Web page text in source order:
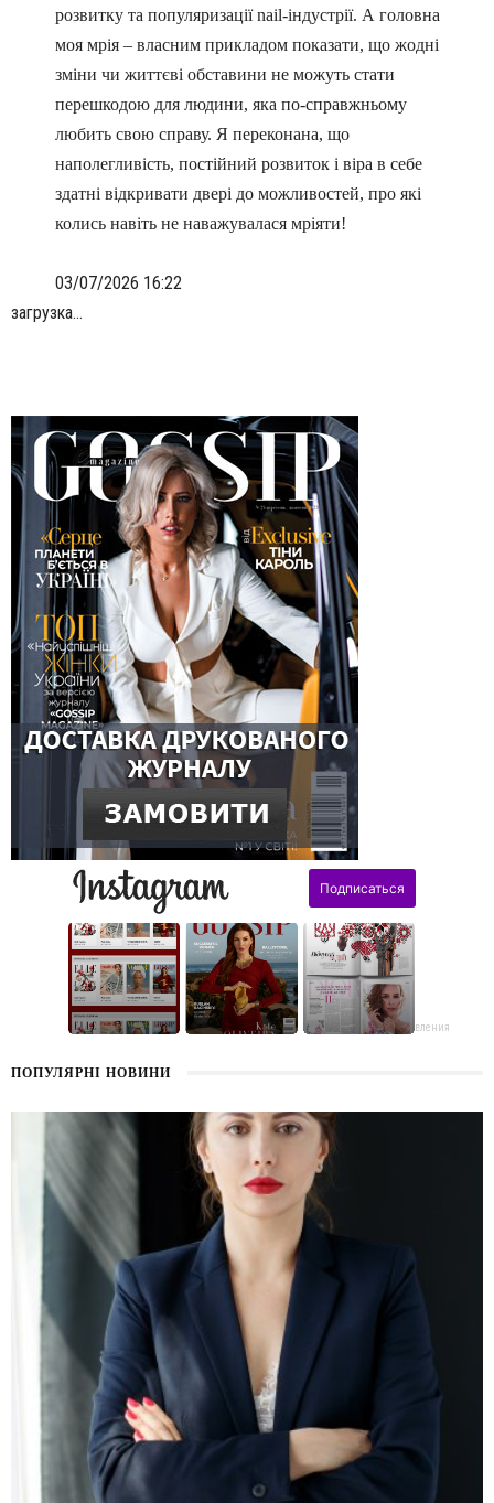
розвитку та популяризації nail-індустрії. А головна
моя мрія – власним прикладом показати, що жодні
зміни чи життєві обставини не можуть стати
перешкодою для людини, яка по-справжньому
любить свою справу. Я переконана, що
наполегливість, постійний розвиток і віра в себе
здатні відкривати двері до можливостей, про які
колись навіть не наважувалася мріяти!
03/07/2026 16:22
загрузка...
поздравления
ПОПУЛЯРНІ НОВИНИ